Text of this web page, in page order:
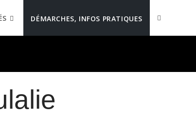
DÉMARCHES, INFOS PRATIQUES